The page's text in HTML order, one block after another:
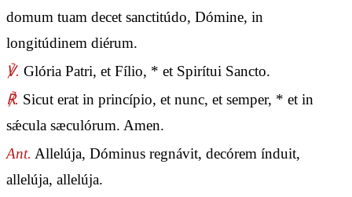
domum tuam decet sanctitúdo, Dómine, in
longitúdinem diérum.
℣. Glória Patri, et Fílio, * et Spirítui Sancto.
℟. Sicut erat in princípio, et nunc, et semper, * et in
sǽcula sæculórum. Amen.
Ant. Allelúja, Dóminus regnávit, decórem índuit,
allelúja, allelúja.